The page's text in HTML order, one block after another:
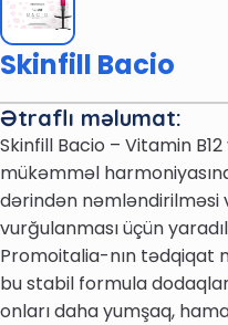
Skinfill Bacio
Ətraflı məlumat:
Skinfill Bacio – Vitamin
mükəmməl
dərindən nəmləndirilməsi
vurğulanması üçün
Promoitalia-nın tədqiqat
bu stabil formula
onları daha yumşaq,